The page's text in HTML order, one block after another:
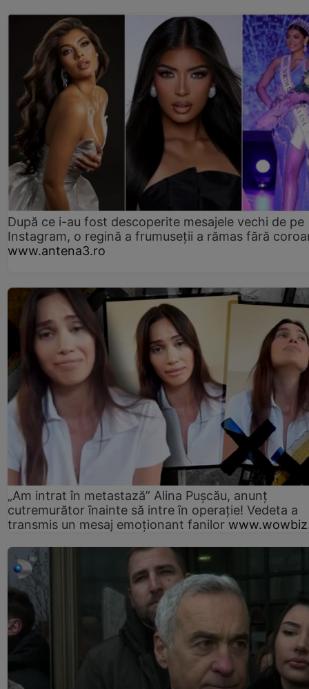
După ce i-au fost descoperite mesajele vechi de pe
Instagram, o regină a frumuseții a rămas fără
www.antena3.ro
„Am intrat în metastază” Alina Pușcău, anunț
cutremurător înainte să intre în operație! Vedeta a
transmis un mesaj emoționant fanilor